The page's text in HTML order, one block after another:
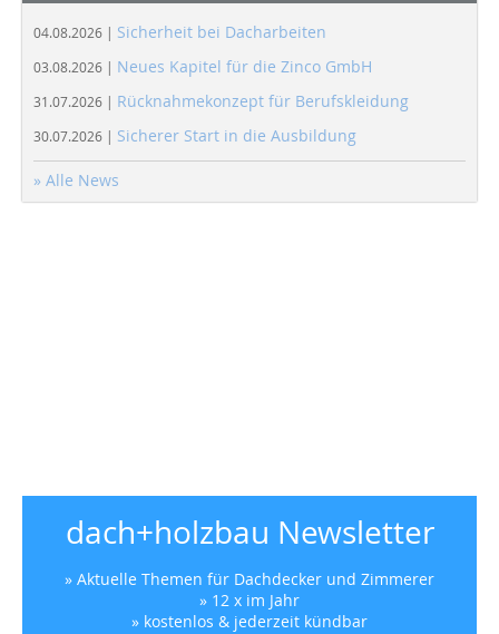
04.08.2026 | Sicherheit bei Dacharbeiten
03.08.2026 | Neues Kapitel für die Zinco GmbH
31.07.2026 | Rücknahmekonzept für Berufskleidung
30.07.2026 | Sicherer Start in die Ausbildung
» Alle News
dach+holzbau Newsletter
» Aktuelle Themen für Dachdecker und Zimmerer
» 12 x im Jahr
» kostenlos & jederzeit kündbar